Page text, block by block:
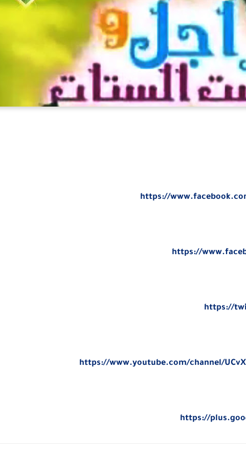
https://
https://
https://
https://www.youtube.com/channel/
https://